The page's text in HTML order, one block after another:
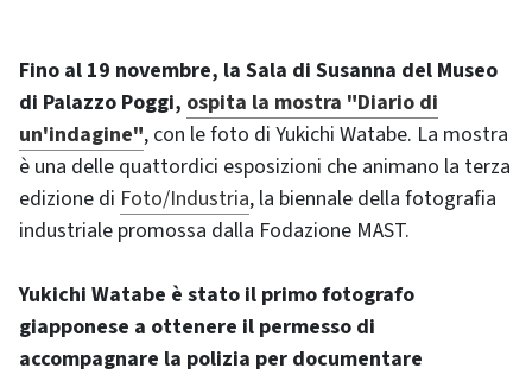
Fino al 19 novembre, la Sala di Susanna del Museo
di Palazzo Poggi, ospita la mostra "Diario di
un'indagine", con le foto di Yukichi Watabe. La mostra
è una delle quattordici esposizioni che animano la terza
edizione di Foto/Industria, la biennale della fotografia
industriale promossa dalla Fodazione MAST.
Yukichi Watabe è stato il primo fotografo
giapponese a ottenere il permesso di
accompagnare la polizia per documentare